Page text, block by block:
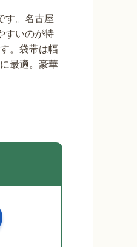
す。名古屋
すいのが特
。袋帯は幅
最適。豪華